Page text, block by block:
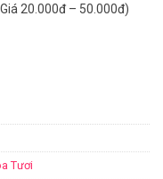
20.000đ – 50.000đ)
Tươi